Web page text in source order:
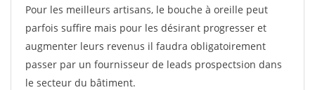
Pour les meilleurs artisans, le bouche à oreille peut
parfois suffire mais pour les désirant progresser et
augmenter leurs revenus il faudra obligatoirement
passer par un fournisseur de leads prospectsion dans
le secteur du bâtiment.